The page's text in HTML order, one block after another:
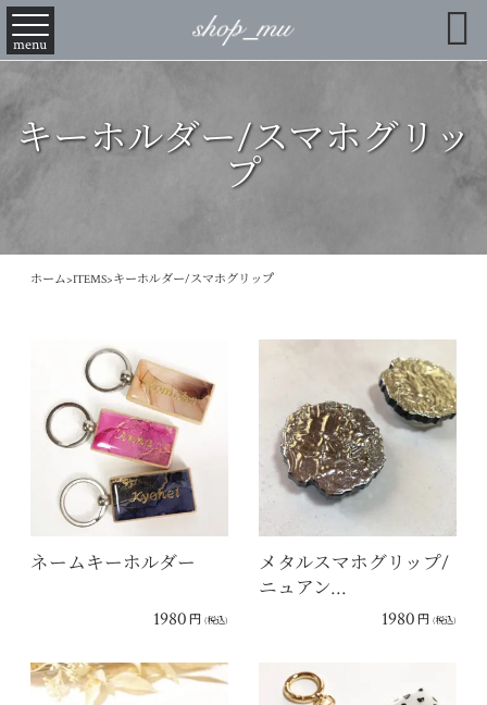
menu 
キーホルダー/スマホグリッ
プ
ホーム>ITEMS>キーホルダー/スマホグリップ
ネームキーホルダー
1980 円 (税込)
メタルスマホグリップ/
ニュアン…
1980 円 (税込)